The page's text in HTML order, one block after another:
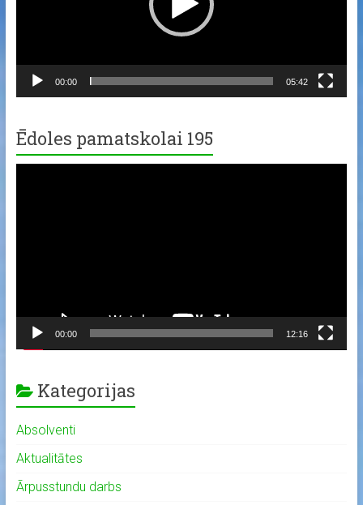
00:00 05:42
Ēdoles pamatskolai 195
00:00 12:16
Kategorijas
Absolventi
Aktualitātes
Ārpusstundu darbs